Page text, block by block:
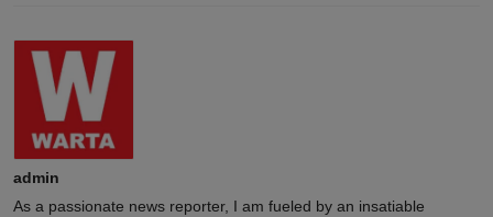
admin
As a passionate news reporter, I am fueled by an insatiable